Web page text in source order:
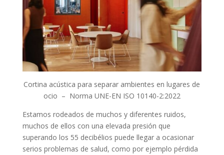
Cortina acústica para separar ambientes en lugares de
ocio – Norma UNE-EN ISO 10140-2:2022
Estamos rodeados de muchos y diferentes ruidos,
muchos de ellos con una elevada presión que
superando los 55 decibélios puede llegar a ocasionar
serios problemas de salud, como por ejemplo pérdida